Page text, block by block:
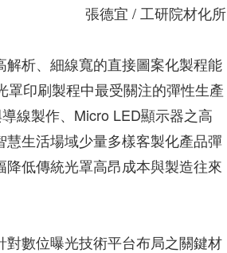
張德宜 / 工研院材化所
析、細線寬的直接圖案化製程能
印刷製程中最受關注的彈性生產
線製作、Micro LED顯示器之高
生活場域少量多樣客製化產品彈
低傳統光罩高昂成本與製造往來
數位曝光技術平台布局之關鍵材